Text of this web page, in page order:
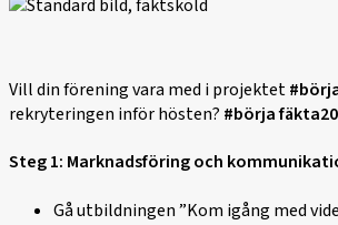
Vill din förening vara med i projektet
rekryteringen inför hösten? #börja
Steg 1: Marknadsföring och
Gå utbildningen ”Kom igång med